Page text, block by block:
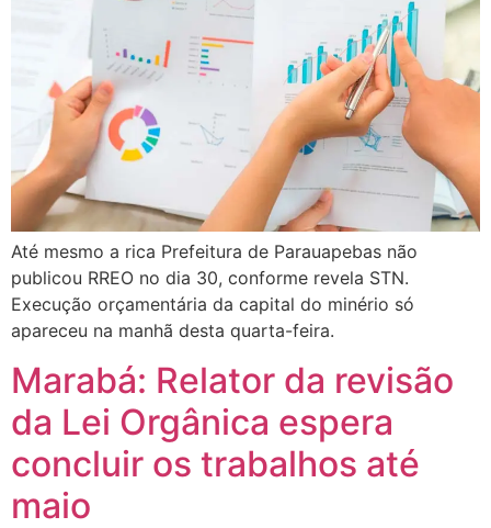
Até mesmo a rica Prefeitura de Parauapebas não
publicou RREO no dia 30, conforme revela STN.
Execução orçamentária da capital do minério só
apareceu na manhã desta quarta-feira.
Marabá: Relator da revisão
da Lei Orgânica espera
concluir os trabalhos até
maio